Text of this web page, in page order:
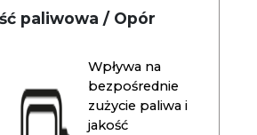
paliwowa / Opór
Wpływa na
bezpośrednie
zużycie paliwa i
jakość